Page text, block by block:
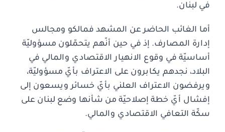
في لبنان.
أما الغائب الحاضر عن المشهد فمالكو ومجالس
إدارة المصارف. إذ في حين أنّهم يتحمّلون مسؤوليّة
أساسيّة في وقوع الانهيار الاقتصادي والمالي في
البلاد، نجدهم يكابرون على الاعتراف بأيّ مسؤوليّة،
ويرفضون الاعتراف العلني بأيّ خسائر ويسعون إلى
إفشال أيّ خطة إصلاحيّة من شأنها وضع لبنان على
سكّة التعافي الاقتصادي والمالي.